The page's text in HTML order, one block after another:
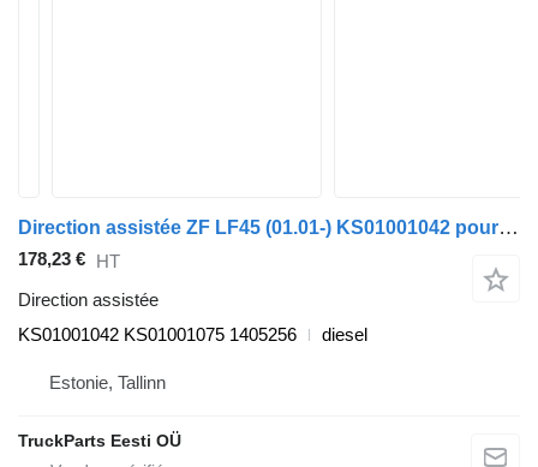
Direction assistée ZF LF45 (01.01-) KS01001042 pour tracteur routier DAF LF45, LF55, LF180, CF65, CF75, CF85 (2001-)
178,23 € HT
Direction assistée
KS01001042 KS01001075 1405256
diesel
Estonie, Tallinn
TruckParts Eesti OÜ